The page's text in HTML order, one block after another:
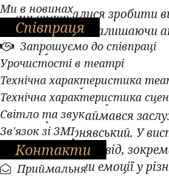
Ми в новинах
Співпраця
Запрошуємо до співпраці
Урочистості в театрі
Технічна характеристика
Технічна характеристика
Світло та звук
Зв'язок зі ЗМІ
Контакти
Приймальня
Ми намагалися зробити
сьогодні, але залишаючи
твору».
У виставі були
постановкою сценічних
акторами займався
Богдан Чернявський. У
музичний супровід,
що навіювали емоції у